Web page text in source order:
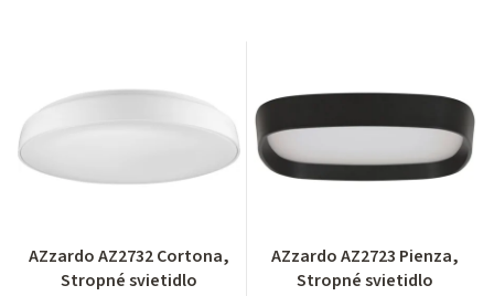
AZzardo AZ2732 Cortona,
Stropné svietidlo
AZzardo AZ2723 Pienza,
Stropné svietidlo